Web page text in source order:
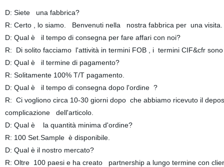
D: Siete una fabbrica?
R: Certo , lo siamo. Benvenuti nella nostra fabbrica per una
D: Qual è il tempo di consegna per fare affari con noi?
R: Di solito facciamo l'attività in termini FOB , i termini CIF&cfr
D: Qual è il termine di pagamento?
R: Solitamente 100% T/T pagamento.
D: Qual è il tempo di consegna dopo l'ordine ?
R: Ci vogliono circa 10-30 giorni dopo che abbiamo ricevuto il
complicazione dell'articolo.
D: Qual è la quantità minima d'ordine?
R: 100 Set.Sample è disponibile.
D: Qual è il nostro mercato?
R: Oltre 100 paesi e ha creato partnership a lungo termine con